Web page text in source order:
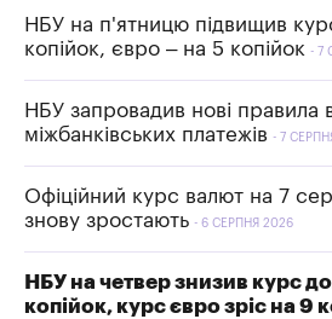
НБУ на п'ятницю підвищив
копійок, євро – на 5 копійок
7
НБУ запровадив нові правила
міжбанківських платежів
7
Офіційний курс валют на 7
знову зростають
6 СЕРПНЯ 2026
НБУ на четвер знизив курс
копійок, курс євро зріс на 9